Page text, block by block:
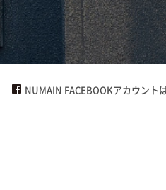
NUMAIN FACEBOOKアカウント